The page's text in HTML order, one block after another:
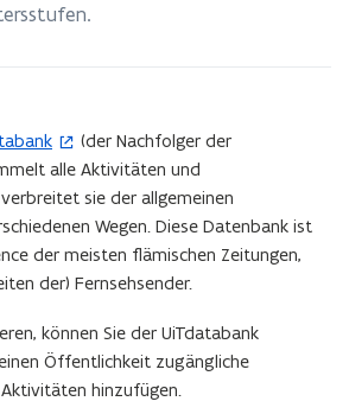
(der Nachfolger der
alle Aktivitäten und
sie der allgemeinen
Wegen. Diese Datenbank ist
der meisten flämischen Zeitungen,
der) Fernsehsender.
können Sie der UiTdatabank
Öffentlichkeit zugängliche
hinzufügen.